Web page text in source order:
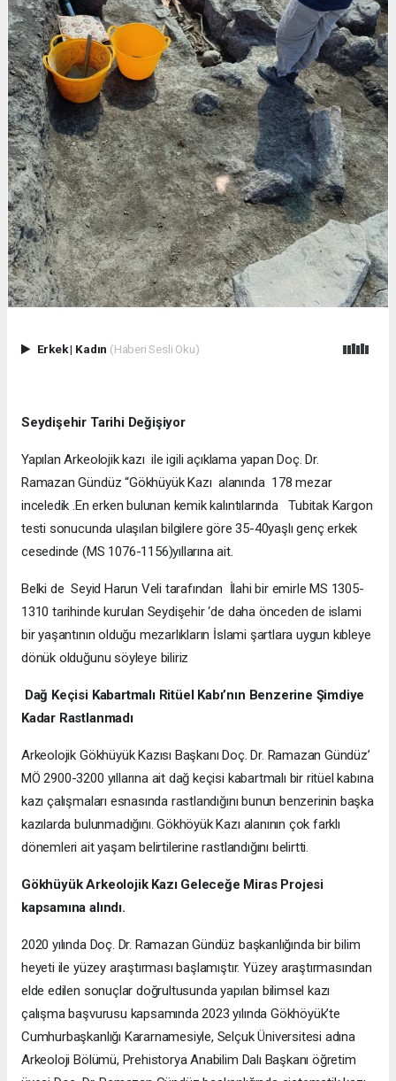
Erkek| Kadın (Haberi Sesli Oku)
Seydişehir Tarihi Değişiyor
Yapılan Arkeolojik kazı ile igili açıklama yapan Doç. Dr.
Ramazan Gündüz “Gökhüyük Kazı alanında 178 mezar
inceledik .En erken bulunan kemik kalıntılarında Tubitak Kargon
testi sonucunda ulaşılan bilgilere göre 35-40yaşlı genç erkek
cesedinde (MS 1076-1156)yıllarına ait.
Belki de Seyid Harun Veli tarafından İlahi bir emirle MS 1305-
1310 tarihinde kurulan Seydişehir ‘de daha önceden de islami
bir yaşantının olduğu mezarlıkların İslami şartlara uygun kıbleye
dönük olduğunu söyleye biliriz
Dağ Keçisi Kabartmalı Ritüel Kabı’nın Benzerine Şimdiye
Kadar Rastlanmadı
Arkeolojik Gökhüyük Kazısı Başkanı Doç. Dr. Ramazan Gündüz’
MÖ 2900-3200 yıllarına ait dağ keçisi kabartmalı bir ritüel kabına
kazı çalışmaları esnasında rastlandığını bunun benzerinin başka
kazılarda bulunmadığını. Gökhöyük Kazı alanının çok farklı
dönemleri ait yaşam belirtilerine rastlandığını belirtti.
Gökhüyük Arkeolojik Kazı Geleceğe Miras Projesi
kapsamına alındı.
2020 yılında Doç. Dr. Ramazan Gündüz başkanlığında bir bilim
heyeti ile yüzey araştırması başlamıştır. Yüzey araştırmasından
elde edilen sonuçlar doğrultusunda yapılan bilimsel kazı
çalışma başvurusu kapsamında 2023 yılında Gökhöyük’te
Cumhurbaşkanlığı Kararnamesiyle, Selçuk Üniversitesi adına
Arkeoloji Bölümü, Prehistorya Anabilim Dalı Başkanı öğretim